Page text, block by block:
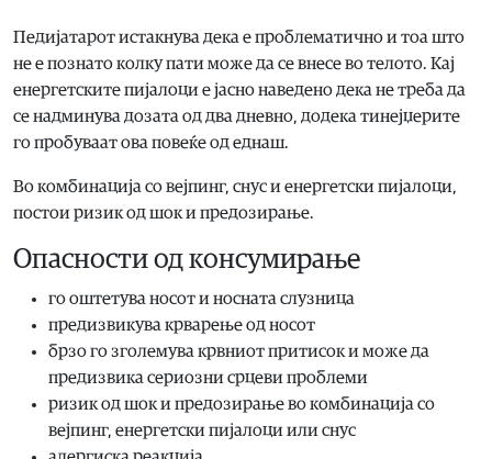
Педијатарот истакнува дека е проблематично и тоа што
не е познато колку пати може да се внесе во телото. Кај
енергетските пијалоци е јасно наведено дека не треба да
се надминува дозата од два дневно, додека тинејџерите
го пробуваат ова повеќе од еднаш.
Во комбинација со вејпинг, снус и енергетски пијалоци,
постои ризик од шок и предозирање.
Опасности од консумирање
го оштетува носот и носната слузница
предизвикува крварење од носот
брзо го зголемува крвниот притисок и може да
предизвика сериозни срцеви проблеми
ризик од шок и предозирање во комбинација со
вејпинг, енергетски пијалоци или снус